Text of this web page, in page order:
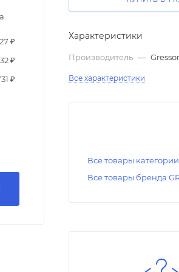
₽
₽
₽
Характеристики
Производитель —
Все характеристики
Все товары категории
Все товары бренда